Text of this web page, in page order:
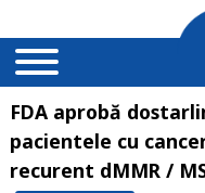
FDA aprobă
pacientele cu
recurent dMMR /